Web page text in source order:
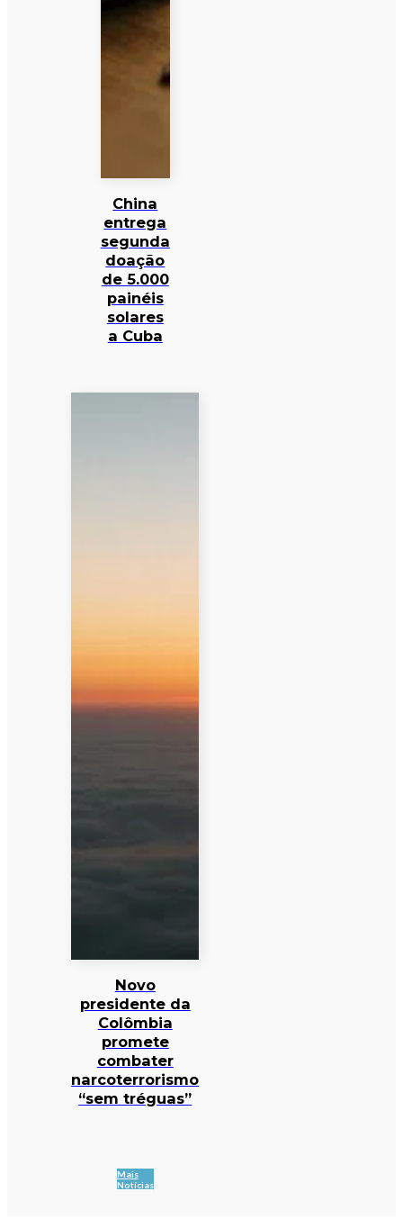
China
entrega
segunda
doação
de 5.000
painéis
solares
a Cuba
Novo
presidente da
Colômbia
promete
combater
narcoterrorismo
“sem tréguas”
Mais
Notícias